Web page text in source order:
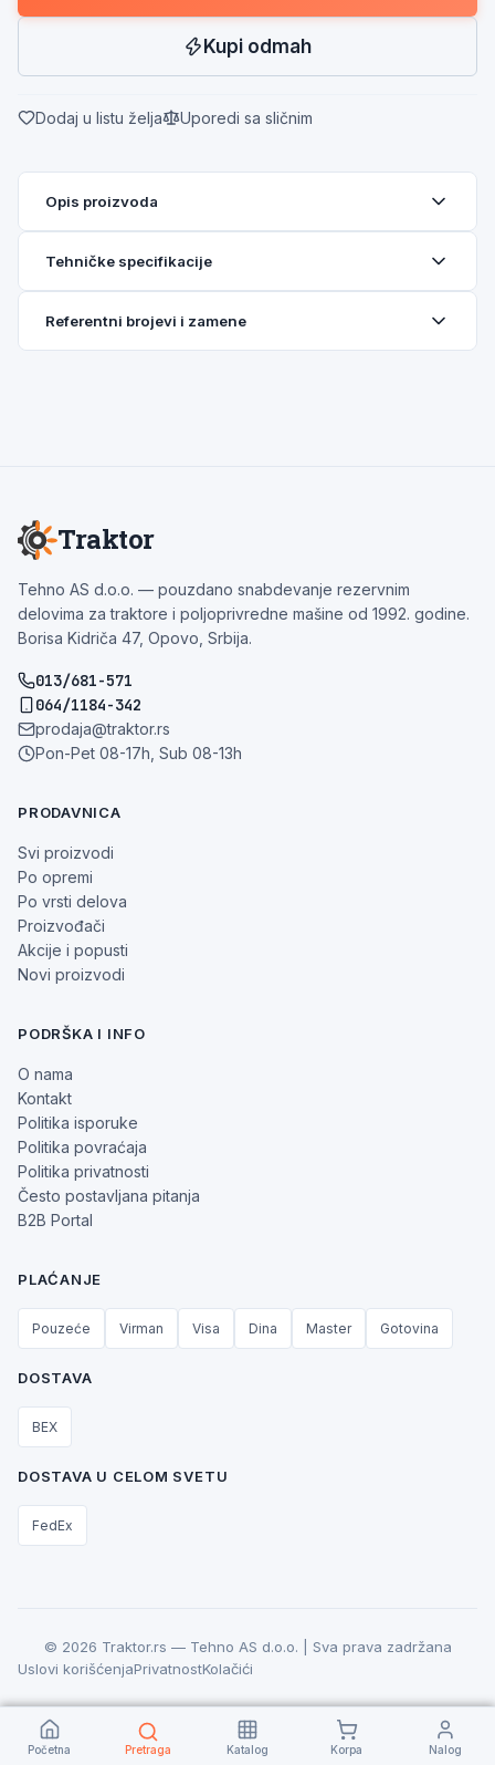
Kupi odmah
Dodaj u listu želja Uporedi sa sličnim
Opis proizvoda
Tehničke specifikacije
Referentni brojevi i zamene
Traktor
Tehno AS d.o.o. — pouzdano snabdevanje rezervnim
delovima za traktore i poljoprivredne mašine od 1992. godine.
Borisa Kidriča 47, Opovo, Srbija.
013/681-571
064/1184-342
prodaja@traktor.rs
Pon-Pet 08-17h, Sub 08-13h
PRODAVNICA
Svi proizvodi
Po opremi
Po vrsti delova
Proizvođači
Akcije i popusti
Novi proizvodi
PODRŠKA I INFO
O nama
Kontakt
Politika isporuke
Politika povraćaja
Politika privatnosti
Često postavljana pitanja
B2B Portal
PLAĆANJE
Pouzeće Virman Visa Dina Master Gotovina
DOSTAVA
BEX
DOSTAVA U CELOM SVETU
FedEx
© 2026 Traktor.rs — Tehno AS d.o.o. | Sva prava zadržana
Uslovi korišćenjaPrivatnostKolačići
Početna Pretraga Katalog Korpa Nalog